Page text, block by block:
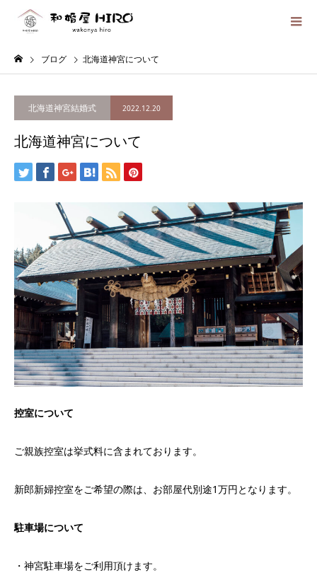
ブログ 北海道神宮について
北海道神宮結婚式 2022.12.20
北海道神宮について
控室について
ご親族控室は挙式料に含まれております。
新郎新婦控室をご希望の際は、お部屋代別途1万円となります。
駐車場について
・神宮駐車場をご利用頂けます。